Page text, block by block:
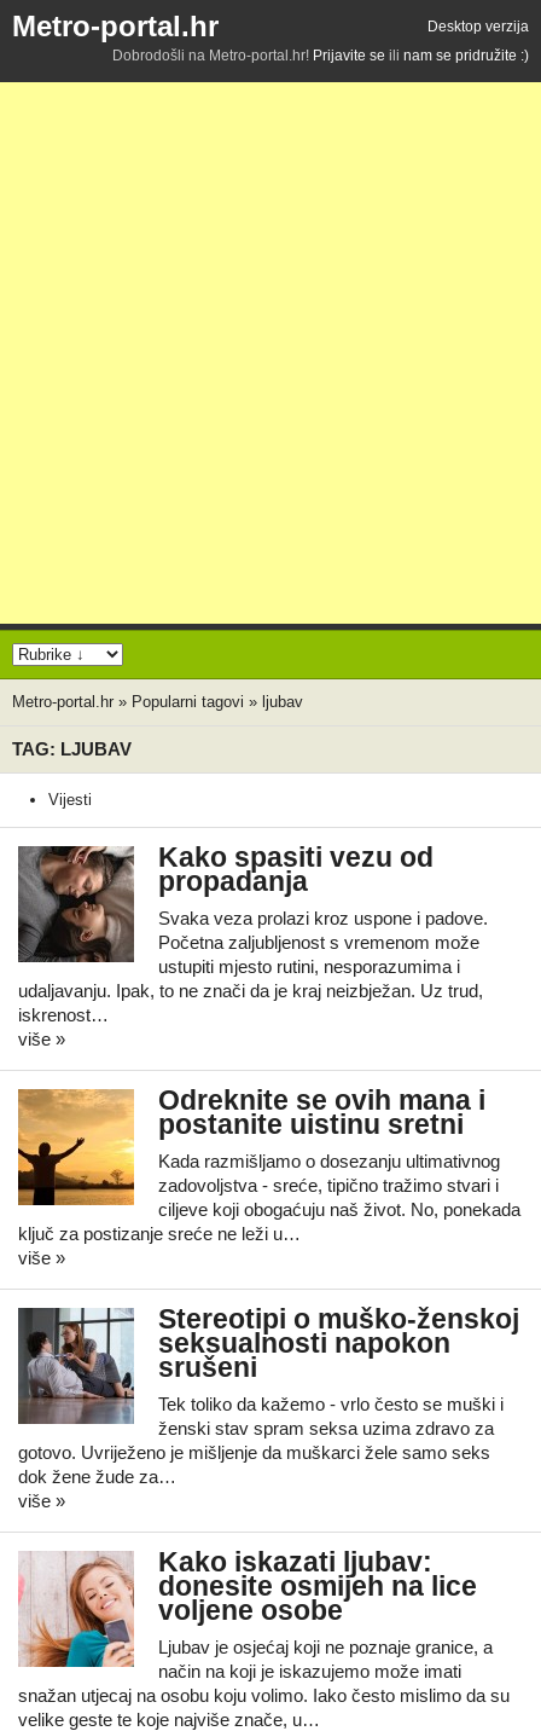
Metro-portal.hr
Desktop verzija
Dobrodošli na Metro-portal.hr! Prijavite se ili nam se pridružite :)
Metro-portal.hr » Popularni tagovi » ljubav
TAG: LJUBAV
Vijesti
Kako spasiti vezu od
propadanja
Svaka veza prolazi kroz uspone i padove.
Početna zaljubljenost s vremenom može
ustupiti mjesto rutini, nesporazumima i
udaljavanju. Ipak, to ne znači da je kraj neizbježan. Uz trud,
iskrenost…
više »
Odreknite se ovih mana i
postanite uistinu sretni
Kada razmišljamo o dosezanju ultimativnog
zadovoljstva - sreće, tipično tražimo stvari i
ciljeve koji obogaćuju naš život. No, ponekada
ključ za postizanje sreće ne leži u…
više »
Stereotipi o muško-ženskoj
seksualnosti napokon
srušeni
Tek toliko da kažemo - vrlo često se muški i
ženski stav spram seksa uzima zdravo za
gotovo. Uvriježeno je mišljenje da muškarci žele samo seks
dok žene žude za…
više »
Kako iskazati ljubav:
donesite osmijeh na lice
voljene osobe
Ljubav je osjećaj koji ne poznaje granice, a
način na koji je iskazujemo može imati
snažan utjecaj na osobu koju volimo. Iako često mislimo da su
velike geste te koje najviše znače, u…